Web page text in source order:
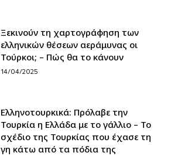
Ξεκινούν τη χαρτογράφηση των
ελληνικών θέσεων αεράμυνας οι
Τούρκοι; – Πώς θα το κάνουν
14/04/2025
Ελληνοτουρκικά: Πρόλαβε την
Τουρκία η Ελλάδα με το γάλλιο – Το
σχέδιο της Τουρκίας που έχασε τη
γη κάτω από τα πόδια της